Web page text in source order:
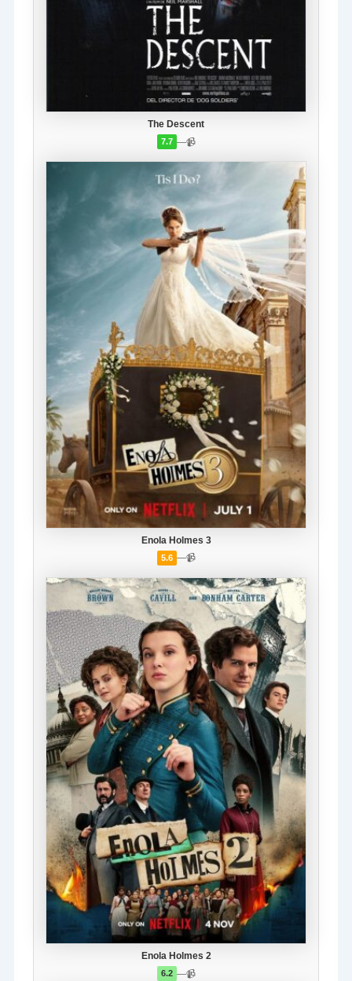
The Descent
7.7 —📹
Enola Holmes 3
5.6 —📹
Enola Holmes 2
6.2 —📹